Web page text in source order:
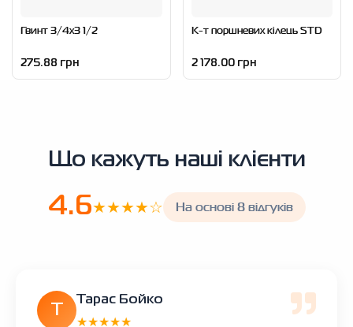
Гвинт 3/4x3 1/2
275.88 грн
К-т поршневих кілець STD
2 178.00 грн
Що кажуть наші клієнти
4.6★★★★☆ На основі 8 відгуків
Тарас Бойко
★★★★★